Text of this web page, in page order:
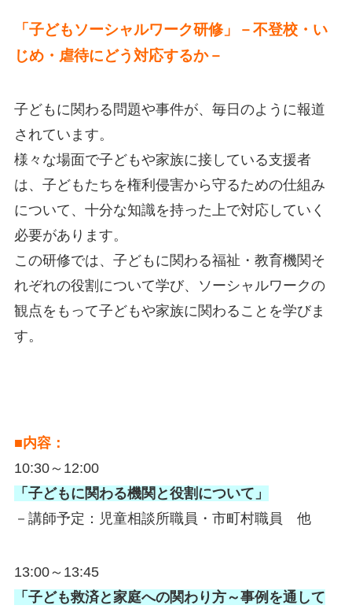
「子どもソーシャルワーク研修」
－不登校・い
じめ・虐待にどう対応するか－
子どもに関わる問題や事件が、毎日のように報道
されています。
様々な場面で子どもや家族に接している支援者
は、子どもたちを権利侵害から守るための仕組み
について、十分な知識を持った上で対応していく
必要があります。
この研修では、子どもに関わる福祉・教育機関そ
れぞれの役割について学び、ソーシャルワークの
観点をもって子どもや家族に関わることを学びま
す。
■内容：
10:30～12:00
「子どもに関わる機関と役割について」
－講師予定：児童相談所職員・市町村職員 他
13:00～13:45
「子ども救済と家庭への関わり方～事例を通して